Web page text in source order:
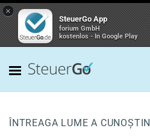
×
SteuerGo App
forium GmbH
kostenlos - In Google Play
ÎNTREAGA LUME A